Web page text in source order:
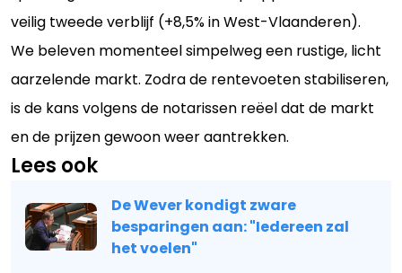
veilig tweede verblijf (+8,5% in West-Vlaanderen).
We beleven momenteel simpelweg een rustige, licht
aarzelende markt. Zodra de rentevoeten stabiliseren,
is de kans volgens de notarissen reëel dat de markt
en de prijzen gewoon weer aantrekken.
Lees ook
De Wever kondigt zware
besparingen aan: "Iedereen zal
het voelen"